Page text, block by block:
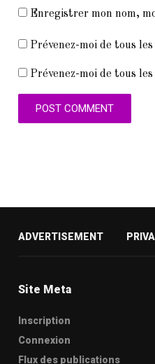
Enregistrer mon nom,
Prévenez-moi de tous
Prévenez-moi de tous
ADVERTISEMENT
Site Meta
Inscription
Connexion
Flux des publications